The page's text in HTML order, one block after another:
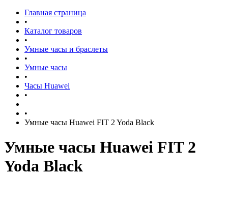
Главная страница
•
Каталог товаров
•
Умные часы и браслеты
•
Умные часы
•
Часы Huawei
•
•
Умные часы Huawei FIT 2 Yoda Black
Умные часы Huawei FIT 2
Yoda Black